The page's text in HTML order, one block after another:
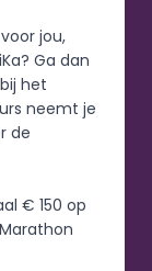
jou,
Ga dan
het
neemt je
de
€ 150 op